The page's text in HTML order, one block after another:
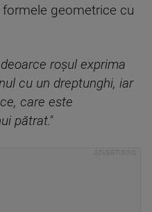
geometrice cu
roşul exprima
cu un dreptunghi, iar
care este
pătrat."